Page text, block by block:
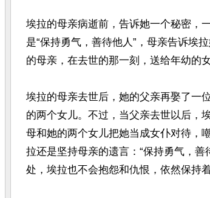
埃拉的母亲病逝前，告诉她一个秘密，
是“保持勇气，善待他人”，母亲告诉埃
的母亲，在去世的那一刻，送给年幼的
埃拉的母亲去世后，她的父亲再娶了一
的两个女儿。不过，当父亲去世以后，
母和她的两个女儿把她当成女仆对待，
拉还是坚持母亲的遗言：“保持勇气，
处，埃拉也不会抱怨和仇恨，依然保持